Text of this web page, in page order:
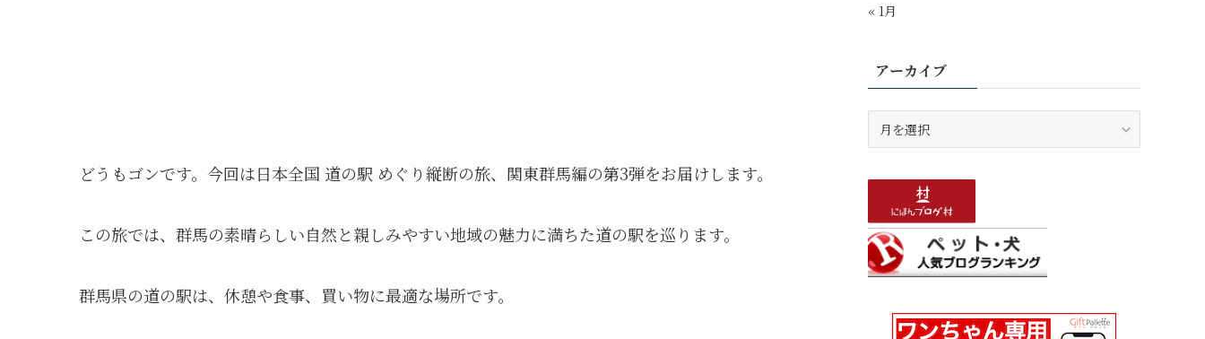
どうもゴンです。今回は日本全国 道の駅 めぐり縦断の旅、関東群馬編の第3弾をお届けします。
この旅では、群馬の素晴らしい自然と親しみやすい地域の魅力に満ちた道の駅を巡ります。
群馬県の道の駅は、休憩や食事、買い物に最適な場所です。
« 1月
アーカイブ
イ